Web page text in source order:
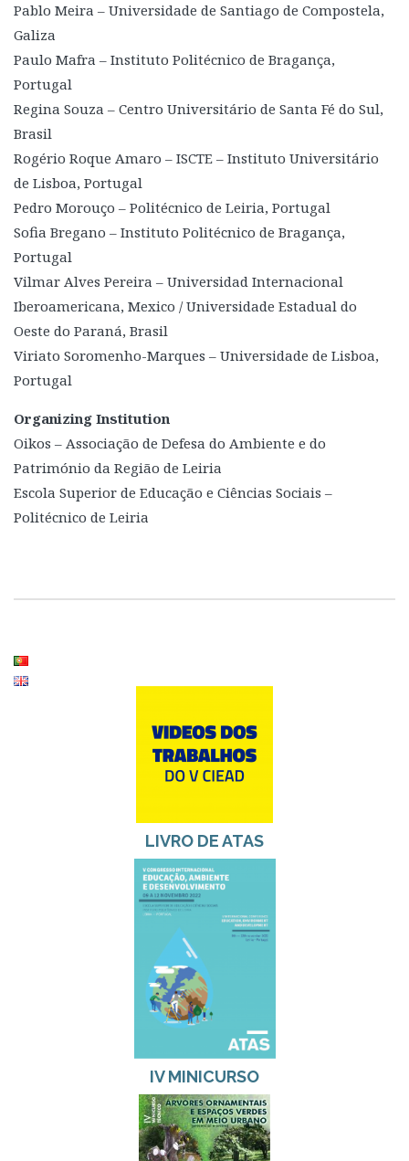
Pablo Meira – Universidade de Santiago de Compostela,
Galiza
Paulo Mafra – Instituto Politécnico de Bragança,
Portugal
Regina Souza – Centro Universitário de Santa Fé do Sul,
Brasil
Rogério Roque Amaro – ISCTE – Instituto Universitário
de Lisboa, Portugal
Pedro Morouço – Politécnico de Leiria, Portugal
Sofia Bregano – Instituto Politécnico de Bragança,
Portugal
Vilmar Alves Pereira – Universidad Internacional
Iberoamericana, Mexico / Universidade Estadual do
Oeste do Paraná, Brasil
Viriato Soromenho-Marques – Universidade de Lisboa,
Portugal
Organizing Institution
Oikos – Associação de Defesa do Ambiente e do
Património da Região de Leiria
Escola Superior de Educação e Ciências Sociais –
Politécnico de Leiria
LIVRO DE ATAS
IV MINICURSO